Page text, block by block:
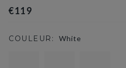
€119
COULEUR: White